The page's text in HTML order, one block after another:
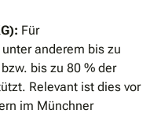
Für
anderem bis zu
bis zu 80 % der
Relevant ist dies vor
im Münchner